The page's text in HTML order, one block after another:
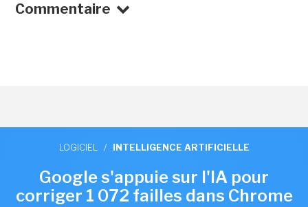
Commentaire
LOGICIEL / INTELLIGENCE ARTIFICIELLE
Google s'appuie sur l'IA pour
corriger 1 072 failles dans Chrome